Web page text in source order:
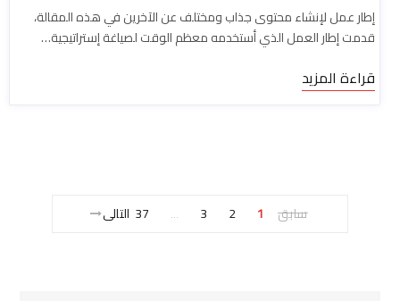
إطار عمل لإنشاء محتوى جذاب ومختلف عن الآخرين في هذه المقالة،
قدمت إطار العمل الذي أستخدمه معظم الوقت لصياغة إستراتيجية…
قراءة المزيد
سابق 1
2
3
…
37 التالى